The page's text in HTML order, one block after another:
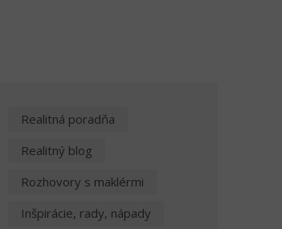
Realitná poradňa
Realitný blog
Rozhovory s maklérmi
Inšpirácie, rady, nápady